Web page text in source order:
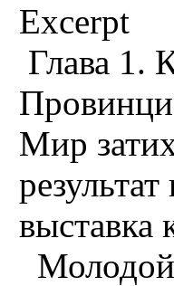
Excerpt
Глава 1.
Мир
выставка
Молодой